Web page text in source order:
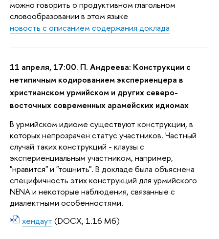
можно говорить о продуктивном глагольном
словообразовании в этом языке
новость с описанием содержания доклада
11 апреля, 17:00. П. Андреева: Конструкции с
нетипичным кодированием экспериенцера в
христианском урмийском и других северо-
восточных современных арамейских идиомах
В урмийском идиоме существуют конструкции, в
которых непрозрачен статус участников. Частный
случай таких конструкций - клаузы с
экспериенциальным участником, например,
"нравится" и "тошнить". В докладе была объяснена
специфичность этих конструкций для урмийского
NENA и некоторые наблюдения, связанные с
диалектными особенностями.
хендаут (DOCX, 1.16 Мб)